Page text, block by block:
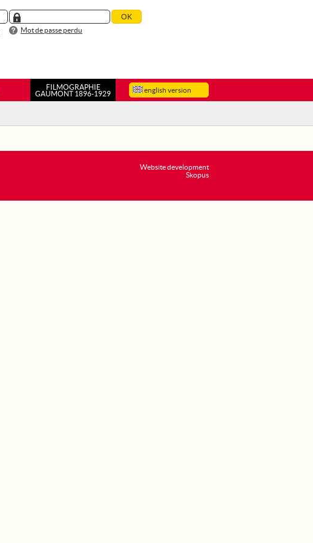
Mot de passe perdu
english version
FILMOGRAPHIE
GAUMONT 1896-1929
Website development
Skopus